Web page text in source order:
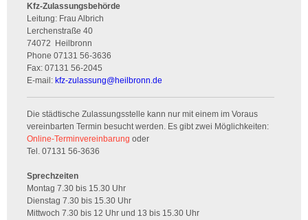
Kfz-Zulassungsbehörde
Leitung: Frau Albrich
Lerchenstraße 40
74072
Heilbronn
Phone 07131 56-3636
Fax: 07131 56-2045
E-mail: kfz-zulassung@heilbronn.de
Die städtische Zulassungsstelle kann nur mit einem im Voraus
vereinbarten Termin besucht werden. Es gibt zwei Möglichkeiten:
Online-Terminvereinbarung oder
Tel. 07131 56-3636
Sprechzeiten
Montag 7.30 bis 15.30 Uhr
Dienstag 7.30 bis 15.30 Uhr
Mittwoch 7.30 bis 12 Uhr und 13 bis 15.30 Uhr